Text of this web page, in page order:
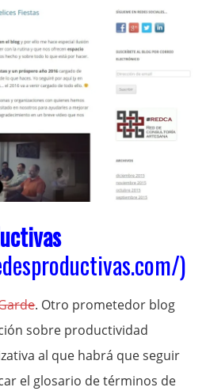
)
. Otro prometedor blog
sobre productividad
al que habrá que seguir
el glosario de términos de